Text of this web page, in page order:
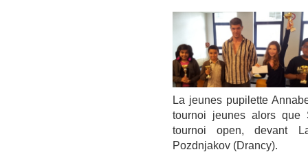
La jeunes pupilette
tournoi jeunes alors que
tournoi open, devant
Pozdnjakov (Drancy).